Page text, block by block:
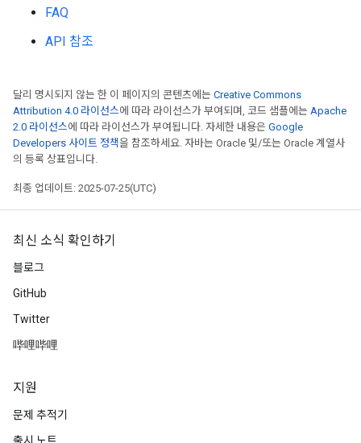
FAQ
API 참조
달리 명시되지 않는 한 이 페이지의 콘텐츠에는 Creative Commons
Attribution 4.0 라이선스에 따라 라이선스가 부여되며, 코드 샘플에는 Apache
2.0 라이선스에 따라 라이선스가 부여됩니다. 자세한 내용은 Google
Developers 사이트 정책을 참조하세요. 자바는 Oracle 및/또는 Oracle 계열사
의 등록 상표입니다.
최종 업데이트: 2025-07-25(UTC)
최신 소식 확인하기
블로그
GitHub
Twitter
哔哩哔哩
지원
문제 추적기